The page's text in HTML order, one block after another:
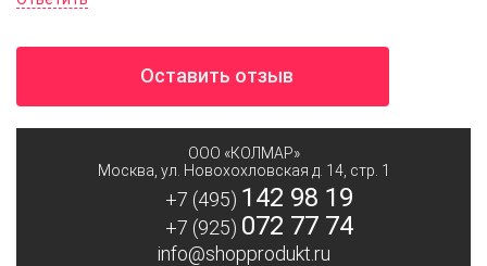
Оставить отзыв
ООО «КОЛМАР»
Москва ул. Новохохловская д. 14, стр. 1
+7 (495) 142 98 19
+7 (925) 072 77 74
info@shopprodukt.ru